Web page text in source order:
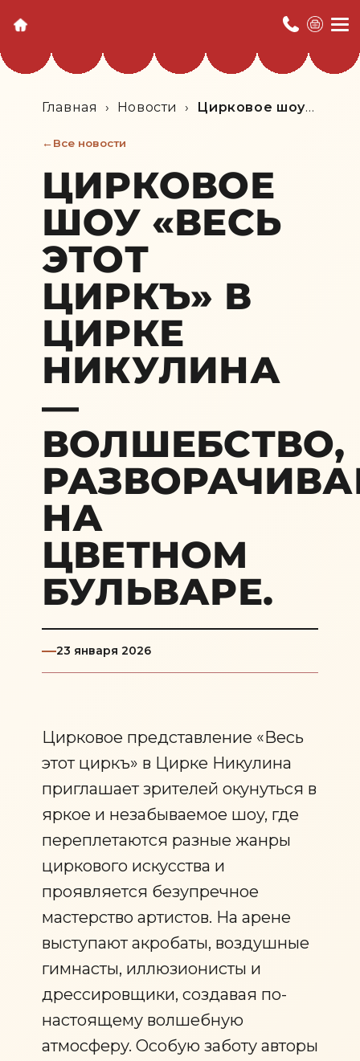
Главная › Новости › Цирковое шоу
Никулина — волшебство,
бульваре.
Все новости
ЦИРКОВОЕ
ШОУ «ВЕСЬ
ЭТОТ
ЦИРКЪ» В
ЦИРКЕ
НИКУЛИНА
—
ВОЛШЕБСТВО,
НА
ЦВЕТНОМ
БУЛЬВАРЕ.
23 января 2026
Цирковое представление «Весь
этот циркъ» в Цирке Никулина
приглашает зрителей окунуться в
яркое и незабываемое шоу, где
переплетаются разные жанры
циркового искусства и
проявляется безупречное
мастерство артистов. На арене
выступают акробаты, воздушные
гимнасты, иллюзионисты и
дрессировщики, создавая по-
настоящему волшебную
атмосферу. Особую заботу авторы